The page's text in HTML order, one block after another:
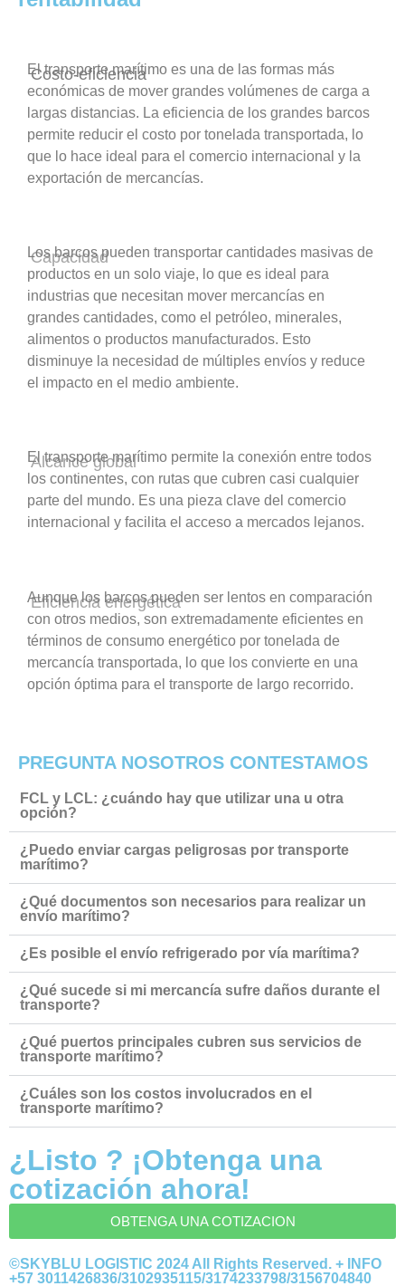
Costo-eficiencia
El transporte marítimo es una de las formas más
económicas de mover grandes volúmenes de carga a
largas distancias. La eficiencia de los grandes barcos
permite reducir el costo por tonelada transportada, lo
que lo hace ideal para el comercio internacional y la
exportación de mercancías.
Capacidad
Los barcos pueden transportar cantidades masivas de
productos en un solo viaje, lo que es ideal para
industrias que necesitan mover mercancías en
grandes cantidades, como el petróleo, minerales,
alimentos o productos manufacturados. Esto
disminuye la necesidad de múltiples envíos y reduce
el impacto en el medio ambiente.
Alcance global
El transporte marítimo permite la conexión entre todos
los continentes, con rutas que cubren casi cualquier
parte del mundo. Es una pieza clave del comercio
internacional y facilita el acceso a mercados lejanos.
Eficiencia energética
Aunque los barcos pueden ser lentos en comparación
con otros medios, son extremadamente eficientes en
términos de consumo energético por tonelada de
mercancía transportada, lo que los convierte en una
opción óptima para el transporte de largo recorrido.
PREGUNTA NOSOTROS CONTESTAMOS
FCL y LCL: ¿cuándo hay que utilizar una u otra
opción?
¿Puedo enviar cargas peligrosas por transporte
marítimo?
¿Qué documentos son necesarios para realizar un
envío marítimo?
¿Es posible el envío refrigerado por vía marítima?
¿Qué sucede si mi mercancía sufre daños durante el
transporte?
¿Qué puertos principales cubren sus servicios de
transporte marítimo?
¿Cuáles son los costos involucrados en el
transporte marítimo?
¿Listo ? ¡Obtenga una
cotización ahora!
OBTENGA UNA COTIZACION
©SKYBLU LOGISTIC 2024 All Rights Reserved. + INFO
+57 3011426836/3102935115/3174233798/3156704840